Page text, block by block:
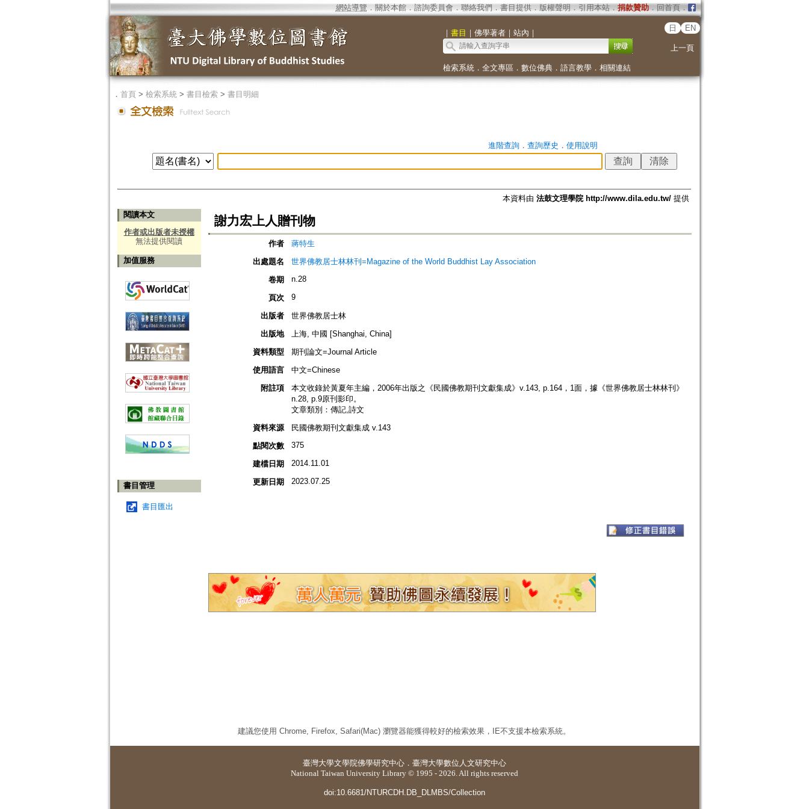
網站導覽 ． 關於本館． 諮詢委員會． 聯絡我們 ． 書目提供． 版權聲明 ． 引用本站． 捐款贊助．回首頁．
｜ 書目 ｜ 佛學著者｜ 站內 ｜
日 EN
上一頁
檢索系統． 全文專區 ． 數位佛典． 語言教學． 相關連結
． 首頁> 檢索系統> 書目檢索> 書目明細
進階查詢． 查詢歷史 ． 使用說明
本資料由 法鼓文理學院 http://www.dila.edu.tw/提供
閱讀本文
作者或出版者未授權
無法提供閱讀
加值服務
書目管理
書目匯出
謝力宏上人贈刊物
作者
蔣特生
出處題名
世界佛教居士林林刊=Magazine of the World Buddhist Lay Association
卷期
n.28
頁次 9
出版者
世界佛教居士林
出版地
上海, 中國 [Shanghai, China]
資料類型
期刊論文=Journal Article
使用語言
中文=Chinese
附註項
本文收錄於黃夏年主編，2006年出版之《民國佛教期刊文獻集成》v.143, p.164，1面，據《世界佛教居士林林刊》
n.28, p.9原刊影印。
文章類別：傳記,詩文
資料來源
民國佛教期刊文獻集成 v.143
點閱次數
375
建檔日期 2014.11.01
更新日期 2023.07.25
建議您使用 Chrome, Firefox, Safari(Mac) 瀏覽器能獲得較好的檢索效果，IE不支援本檢索系統。
臺灣大學文學院佛學研究中心 ． 臺灣大學數位人文研究中心
National Taiwan University Library © 1995 - 2026. All rights reserved
doi:10.6681/NTURCDH.DB_DLMBS/Collection